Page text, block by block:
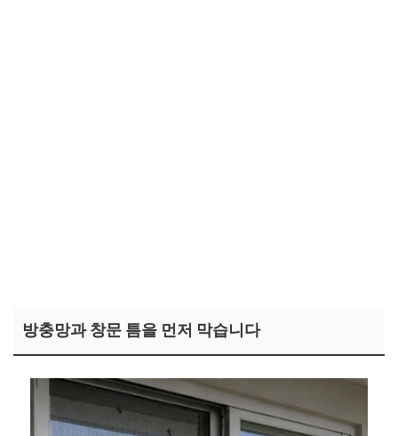
방충망과 창문 틈을 먼저 막습니다